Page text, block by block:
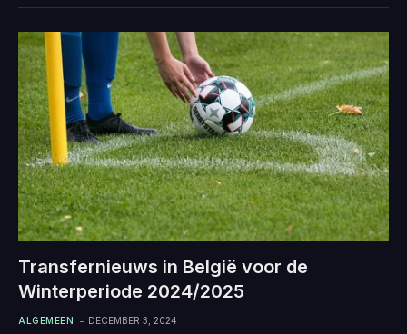
Transfernieuws in België voor de
Winterperiode 2024/2025
ALGEMEEN DECEMBER 3, 2024